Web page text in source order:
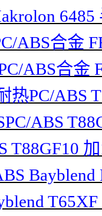
ABS合金
ABS合金
热PC/ABS
ABS
T88GF10